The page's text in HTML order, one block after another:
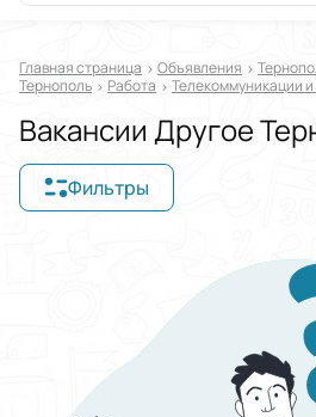
Главная страница Oбъявления
Тернополь
Работа Телекоммуникации и
Вакансии Другое
Фильтры
Выберите группу категорий
Выберите категорию
Телекоммуникации и связь